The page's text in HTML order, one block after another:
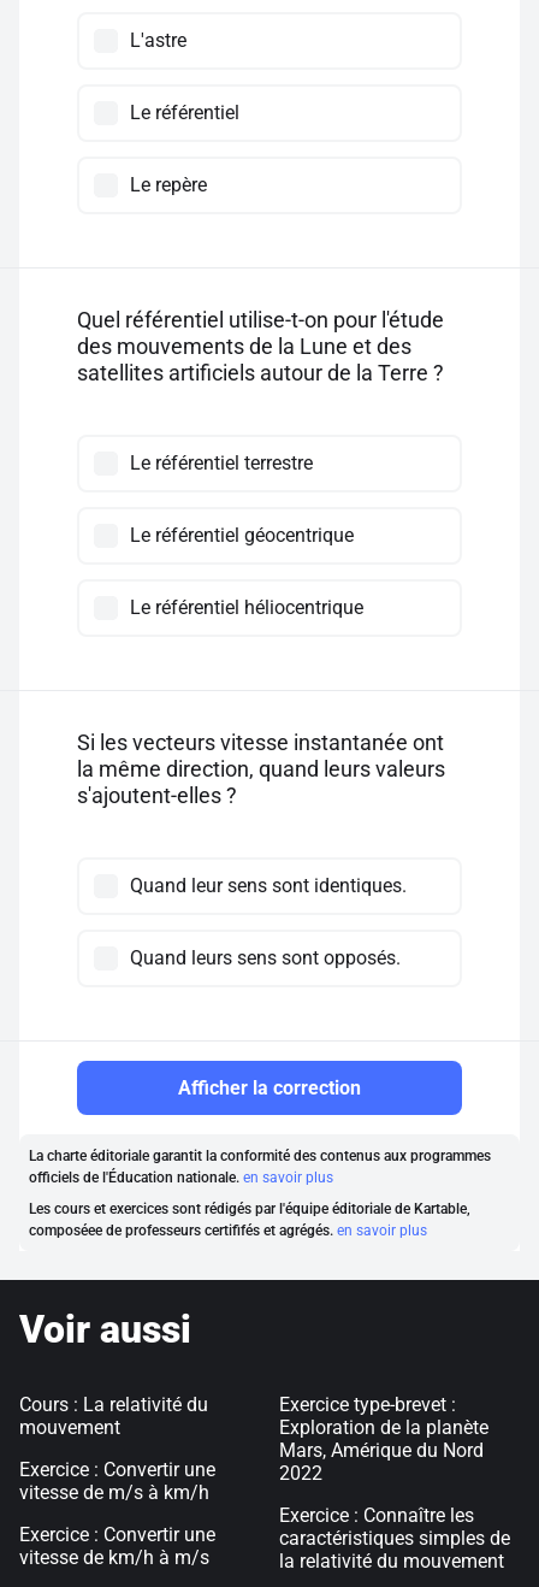
L'astre
Le référentiel
Le repère
Quel référentiel utilise-t-on pour l'étude
des mouvements de la Lune et des
satellites artificiels autour de la Terre ?
Le référentiel terrestre
Le référentiel géocentrique
Le référentiel héliocentrique
Si les vecteurs vitesse instantanée ont
la même direction, quand leurs valeurs
s'ajoutent-elles ?
Quand leur sens sont identiques.
Quand leurs sens sont opposés.
Afficher la correction
La charte éditoriale garantit la conformité des contenus aux programmes
officiels de l'Éducation nationale. en savoir plus
Les cours et exercices sont rédigés par l'équipe éditoriale de Kartable,
composéee de professeurs certififés et agrégés. en savoir plus
Voir aussi
Cours : La relativité du
mouvement
Exercice : Convertir une
vitesse de m/s à km/h
Exercice : Convertir une
vitesse de km/h à m/s
Exercice type-brevet :
Exploration de la planète
Mars, Amérique du Nord
2022
Exercice : Connaître les
caractéristiques simples de
la relativité du mouvement